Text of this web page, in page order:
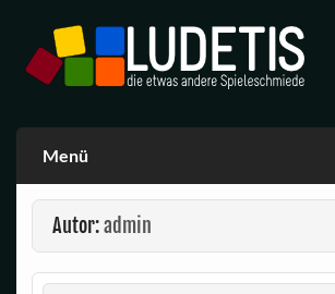
content
Menü
Autor:admin